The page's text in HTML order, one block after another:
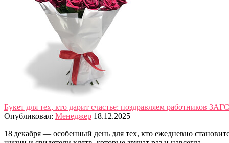
Букет для тех, кто дарит счастье: поздравляем работников
Опубликовал: Менеджер 18.12.2025
18 декабря — особенный день для тех, кто ежедневно